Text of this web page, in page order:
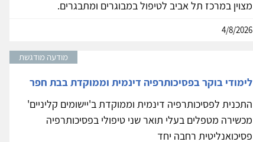
מצוין במרכז תל אביב לטיפול במבוגרים ומתבגרים.
4/8/2026
מודעה מודגשת
לימודי בוקר בפסיכותרפיה דינמית וממוקדת בבת חפר
התכנית לפסיכותרפיה דינמית וממוקדת ב'יישומים קליניים'
מכשירה מטפלים בעלי תואר שני טיפולי בפסיכותרפיה
פסיכואנליטית רחבה יחד